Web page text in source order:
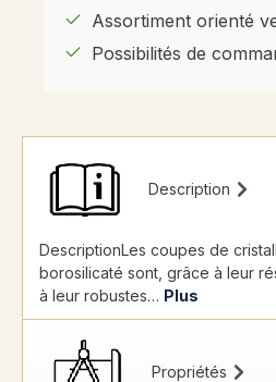
Assortiment orienté
Possibilités de
Description
DescriptionLes coupes de
borosilicaté sont, grâce à leur
à leur robustes… Plus
Propriétés